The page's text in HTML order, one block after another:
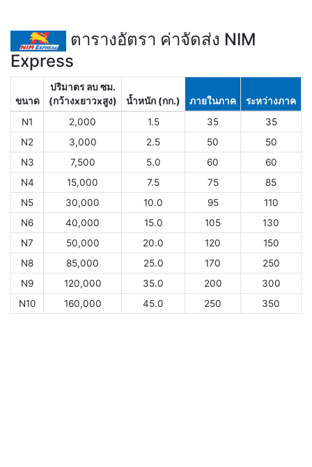
ตารางอัตรา ค่าจัดส่ง NIM
Express
ขนาด
ปริมาตร ลบ ซม.
(กว้างxยาวxสูง)
น้ำหนัก (กก.) ภายในภาค
ระหว่างภาค
N1
2,000 1.5 35
35
N2
3,000 2.5 50
50
N3
7,500 5.0 60
60
N4
15,000 7.5 75
85
N5
30,000 10.0 95
110
N6
40,000 15.0 105
130
N7
50,000 20.0 120
150
N8
85,000 25.0 170
250
N9
120,000 35.0 200
300
N10
160,000 45.0 250 350